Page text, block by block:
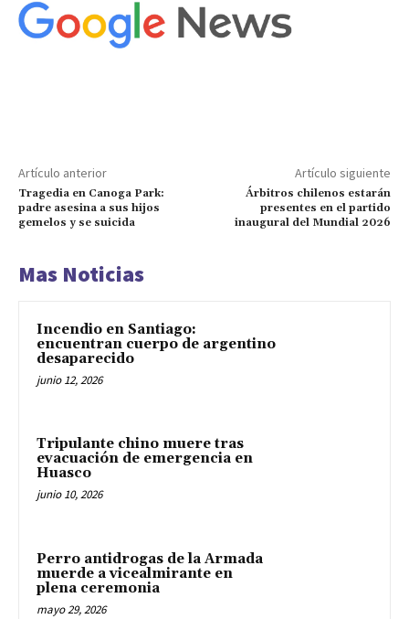
Artículo anterior
Tragedia en Canoga Park:
padre asesina a sus hijos
gemelos y se suicida
Artículo siguiente
Árbitros chilenos estarán
presentes en el partido
inaugural del Mundial 2026
Mas Noticias
Incendio en Santiago:
encuentran cuerpo de argentino
desaparecido
junio 12, 2026
Tripulante chino muere tras
evacuación de emergencia en
Huasco
junio 10, 2026
Perro antidrogas de la Armada
muerde a vicealmirante en
plena ceremonia
mayo 29, 2026